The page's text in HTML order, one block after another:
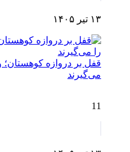
۱۳ تیر ۱۴۰۵
قفل بر دروازه کوهستان؛
می‌گیرند
11